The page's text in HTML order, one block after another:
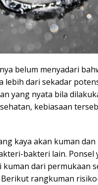
belum menyadari
lebih dari sekadar
yang nyata bila
kebiasaan
kaya akan kuman
bakteri lain. Ponsel
dari permukaan
rangkuman